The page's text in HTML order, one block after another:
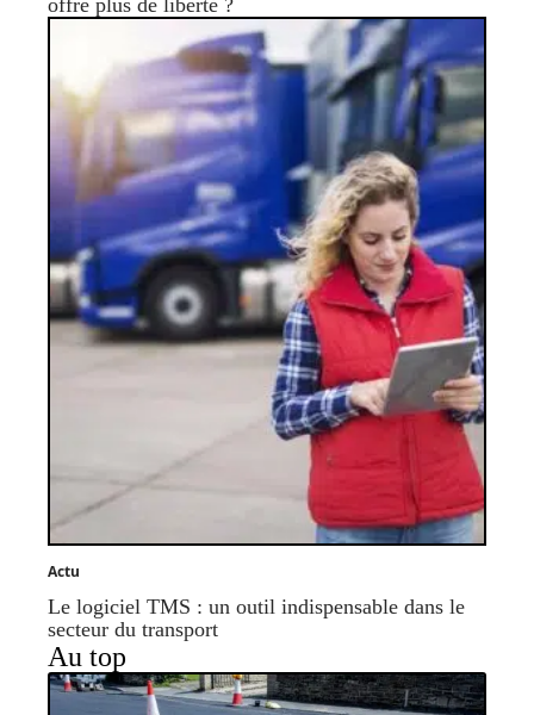
offre plus de liberté ?
Actu
Le logiciel TMS : un outil indispensable dans le
secteur du transport
Au top